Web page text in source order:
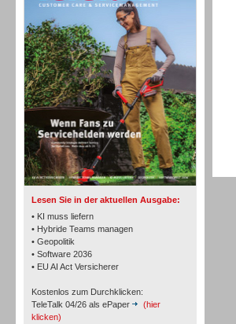
Lesen Sie in der aktuellen Ausgabe:
• KI muss liefern
• Hybride Teams managen
• Geopolitik
• Software 2036
• EU AI Act Versicherer
Kostenlos zum Durchklicken:
TeleTalk 04/26 als ePaper
(hier
klicken)
TK- und ACD-Systeme
Workforce-Management